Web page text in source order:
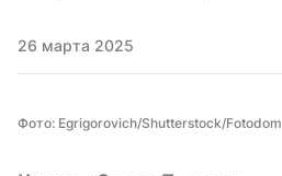
26 марта 2025
Фото: Egrigorovich/Shutterstock/Fotodom